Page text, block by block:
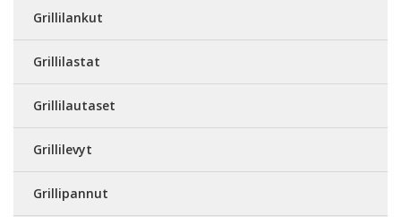
Grillilankut
Grillilastat
Grillilautaset
Grillilevyt
Grillipannut